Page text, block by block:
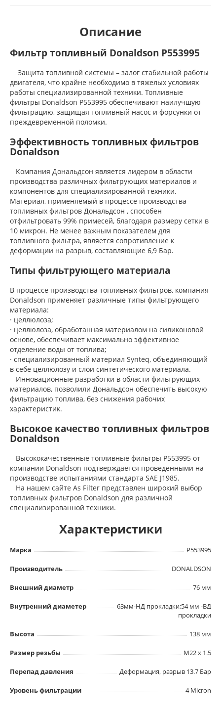
Описание
Фильтр топливный Donaldson P553995
Защита топливной системы – залог стабильной работы
двигателя, что крайне необходимо в тяжелых условиях
работы специализированной техники. Топливные
фильтры Donaldson P553995 обеспечивают наилучшую
фильтрацию, защищая топливный насос и форсунки от
преждевременной поломки.
Эффективность топливных фильтров
Donaldson
Компания Дональдсон является лидером в области
производства различных фильтрующих материалов и
компонентов для специализированной техники.
Материал, применяемый в процессе производства
топливных фильтров Дональдсон , способен
отфильтровать 99% примесей, благодаря размеру сетки в
10 микрон. Не менее важным показателем для
топливного фильтра, является сопротивление к
деформации на разрыв, составляющие 6,9 Бар.
Типы фильтрующего материала
В процессе производства топливных фильтров, компания
Donaldson применяет различные типы фильтрующего
материала:
· целлюлоза;
· целлюлоза, обработанная материалом на силиконовой
основе, обеспечивает максимально эффективное
отделение воды от топлива;
· специализированный материал Synteq, объединяющий
в себе целлюлозу и слои синтетического материала.
Инновационные разработки в области фильтрующих
материалов, позволили Дональдсон обеспечить высокую
фильтрацию топлива, без снижения рабочих
характеристик.
Высокое качество топливных фильтров
Donaldson
Высококачественные топливные фильтры P553995 от
компании Donaldson подтверждается проведенными на
производстве испытаниями стандарта SAE J1985.
На нашем сайте As Filter представлен широкий выбор
топливных фильтров Donaldson для различной
специализированной техники.
Характеристики
Марка P553995
Производитель DONALDSON
Внешний диаметр 76 мм
Внутренний диаметер
63мм-НД прокладки;54 мм -ВД
прокладки
Высота 138 мм
Размер резьбы M22 x 1.5
Перепад давления Деформация, разрыв 13.7 Бар
Уровень фильтрации 4 Micron